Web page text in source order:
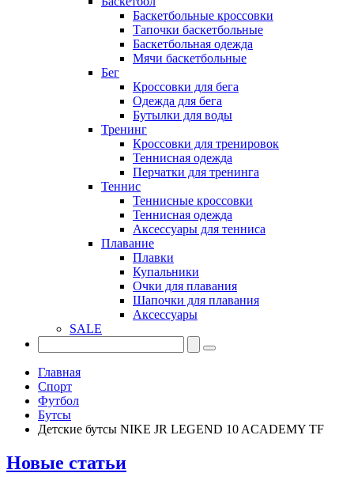
Баскетбольные кроссовки
Тапочки баскетбольные
Баскетбольная одежда
Мячи баскетбольные
Бег
Кроссовки для бега
Одежда для бега
Бутылки для воды
Тренинг
Кроссовки для тренировок
Теннисная одежда
Перчатки для тренинга
Теннис
Теннисные кроссовки
Теннисная одежда
Аксессуары для тенниса
Плавание
Плавки
Купальники
Очки для плавания
Шапочки для плавания
Аксессуары
SALE
Главная
Спорт
Футбол
Бутсы
Детские бутсы NIKE JR LEGEND 10 ACADEMY TF
Новые статьи